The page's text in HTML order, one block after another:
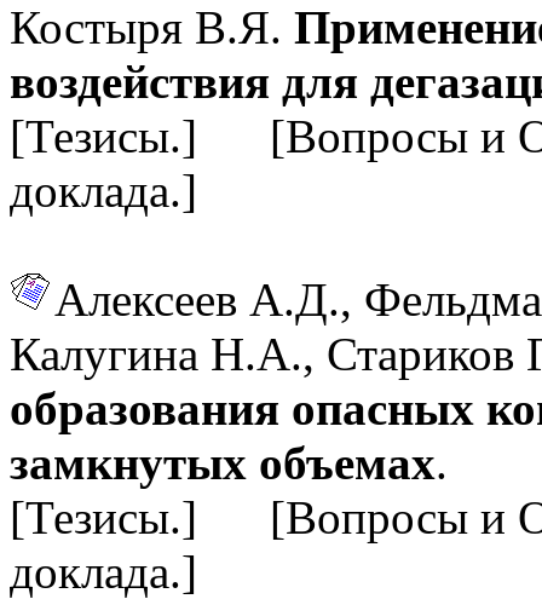
Костыря В.Я.
воздействия для
[Тезисы.] [Вопросы и
доклада.]
Алексеев А.Д.,
Калугина Н.А.,
образования опасных
замкнутых объемах.
[Тезисы.] [Вопросы и
доклада.]